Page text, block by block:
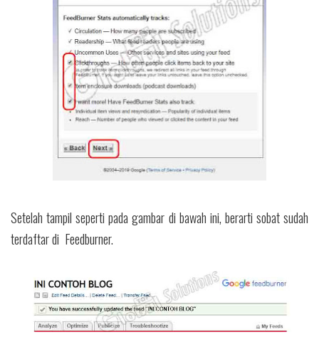
Setelah tampil seperti pada gambar di bawah ini, berarti sobat sudah
terdaftar di Feedburner.